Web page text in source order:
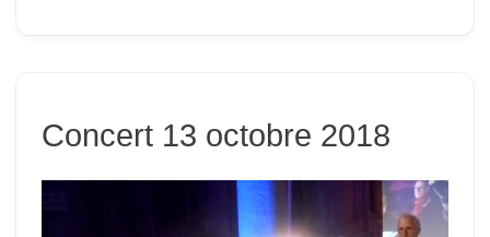
Concert 13 octobre 2018